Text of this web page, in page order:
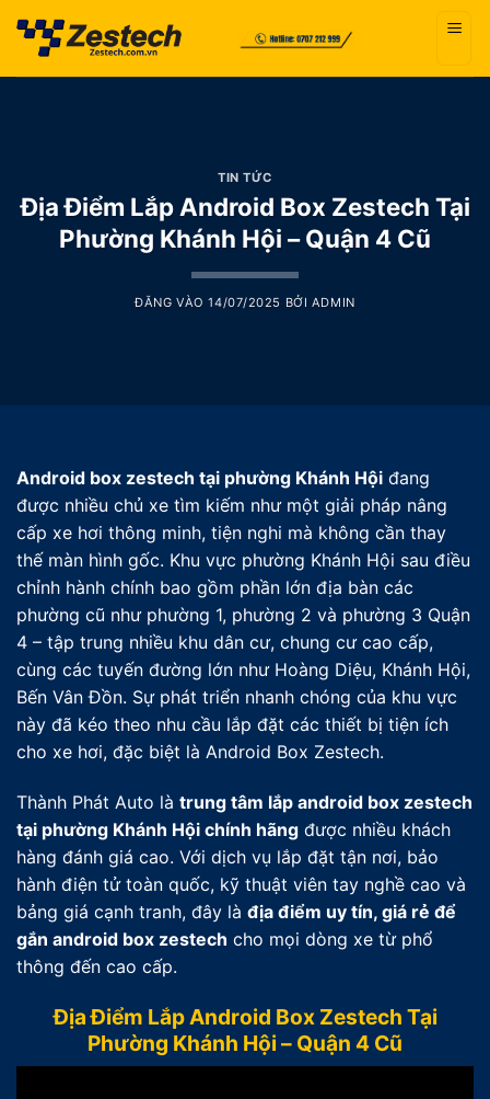
qua
TIN TỨC
Địa Điểm Lắp Android Box Zestech Tại
Phường Khánh Hội – Quận 4 Cũ
ĐĂNG VÀO14/07/2025 BỞI ADMIN
Android box zestech tại phường Khánh Hội đang
được nhiều chủ xe tìm kiếm như một giải pháp nâng
cấp xe hơi thông minh, tiện nghi mà không cần thay
thế màn hình gốc. Khu vực phường Khánh Hội sau điều
chỉnh hành chính bao gồm phần lớn địa bàn các
phường cũ như phường 1, phường 2 và phường 3 Quận
4 – tập trung nhiều khu dân cư, chung cư cao cấp,
cùng các tuyến đường lớn như Hoàng Diệu, Khánh Hội,
Bến Vân Đồn. Sự phát triển nhanh chóng của khu vực
này đã kéo theo nhu cầu lắp đặt các thiết bị tiện ích
cho xe hơi, đặc biệt là Android Box Zestech.
Thành Phát Auto là trung tâm lắp android box zestech
tại phường Khánh Hội chính hãng được nhiều khách
hàng đánh giá cao. Với dịch vụ lắp đặt tận nơi, bảo
hành điện tử toàn quốc, kỹ thuật viên tay nghề cao và
bảng giá cạnh tranh, đây là địa điểm uy tín, giá rẻ để
gắn android box zestech cho mọi dòng xe từ phổ
thông đến cao cấp.
Địa Điểm Lắp Android Box Zestech Tại
Phường Khánh Hội – Quận 4 Cũ